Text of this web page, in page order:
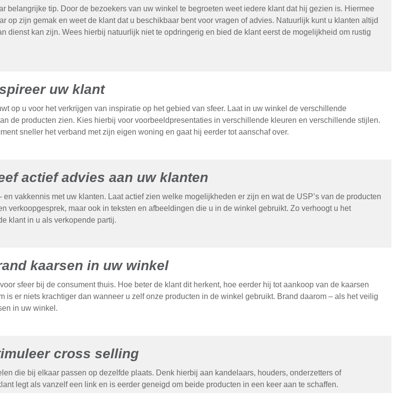
belangrijke tip. Door de bezoekers van uw winkel te begroeten weet iedere klant dat hij gezien is. Hiermee
op zijn gemak en weet de klant dat u beschikbaar bent voor vragen of advies. Natuurlijk kunt u klanten altijd
dienst kan zijn. Wees hierbij natuurlijk niet te opdringerig en bied de klant eerst de mogelijkheid om rustig
uw klant
op u voor het verkrijgen van inspiratie op het gebied van sfeer. Laat in uw winkel de verschillende
de producten zien. Kies hierbij voor voorbeeldpresentaties in verschillende kleuren en verschillende stijlen.
sneller het verband met zijn eigen woning en gaat hij eerder tot aanschaf over.
actief advies aan uw klanten
en vakkennis met uw klanten. Laat actief zien welke mogelijkheden er zijn en wat de USP’s van de producten
verkoopgesprek, maar ook in teksten en afbeeldingen die u in de winkel gebruikt. Zo verhoogt u het
klant in u als verkopende partij.
kaarsen in uw winkel
sfeer bij de consument thuis. Hoe beter de klant dit herkent, hoe eerder hij tot aankoop van de kaarsen
is er niets krachtiger dan wanneer u zelf onze producten in de winkel gebruikt. Brand daarom – als het veilig
in uw winkel.
cross selling
die bij elkaar passen op dezelfde plaats. Denk hierbij aan kandelaars, houders, onderzetters of
legt als vanzelf een link en is eerder geneigd om beide producten in een keer aan te schaffen.